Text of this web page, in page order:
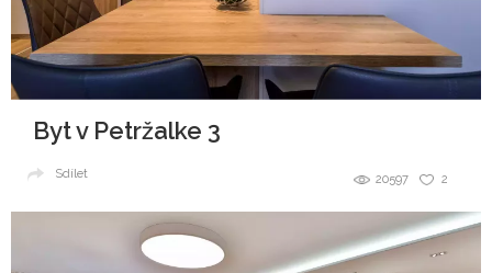
Byt v Petržalke 3
2
20597
Sdílet